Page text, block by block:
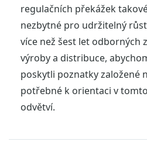
regulačních překážek
nezbytné pro udržitelný
více než šest let odborných
výroby a distribuce,
poskytli poznatky založené
potřebné k orientaci v
odvětví.